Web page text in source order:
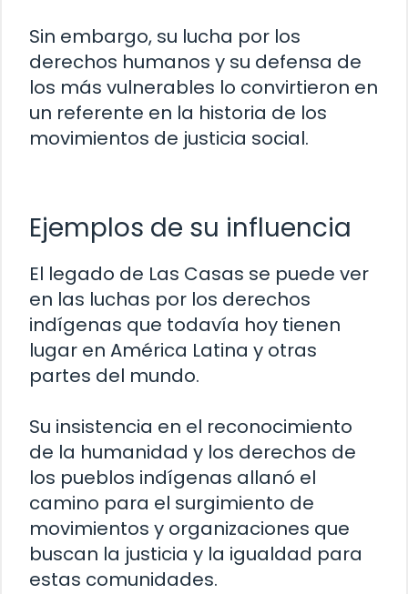
Sin embargo, su lucha por los
derechos humanos y su defensa de
los más vulnerables lo convirtieron en
un referente en la historia de los
movimientos de justicia social.
Ejemplos de su influencia
El legado de Las Casas se puede ver
en las luchas por los derechos
indígenas que todavía hoy tienen
lugar en América Latina y otras
partes del mundo.
Su insistencia en el reconocimiento
de la humanidad y los derechos de
los pueblos indígenas allanó el
camino para el surgimiento de
movimientos y organizaciones que
buscan la justicia y la igualdad para
estas comunidades.